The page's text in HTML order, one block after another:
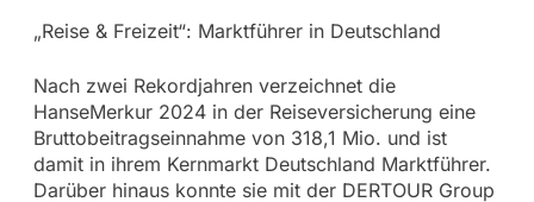
„Reise & Freizeit“: Marktführer in Deutschland
Nach zwei Rekordjahren verzeichnet die
HanseMerkur 2024 in der Reiseversicherung eine
Bruttobeitragseinnahme von 318,1 Mio. und ist
damit in ihrem Kernmarkt Deutschland Marktführer.
Darüber hinaus konnte sie mit der DERTOUR Group